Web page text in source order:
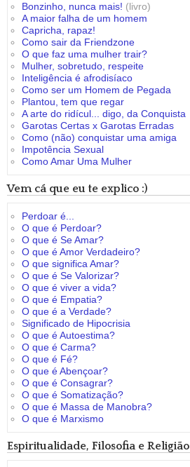
Bonzinho, nunca mais! (livro)
A maior falha de um homem
Capricha, rapaz!
Como sair da Friendzone
O que faz uma mulher trair?
Mulher, sobretudo, respeite
Inteligência é afrodisíaco
Como ser um Homem de Pegada
Plantou, tem que regar
A arte do ridícul... digo, da Conquista
Garotas Certas x Garotas Erradas
Como (não) conquistar uma amiga
Impotência Sexual
Como Amar Uma Mulher
Vem cá que eu te explico :)
Perdoar é...
O que é Perdoar?
O que é Se Amar?
O que é Amor Verdadeiro?
O que significa Amar?
O que é Se Valorizar?
O que é viver a vida?
O que é Empatia?
O que é a Verdade?
Significado de Hipocrisia
O que é Autoestima?
O que é Carma?
O que é Fé?
O que é Abençoar?
O que é Consagrar?
O que é Somatização?
O que é Massa de Manobra?
O que é Marxismo
Espiritualidade, Filosofia e Religião